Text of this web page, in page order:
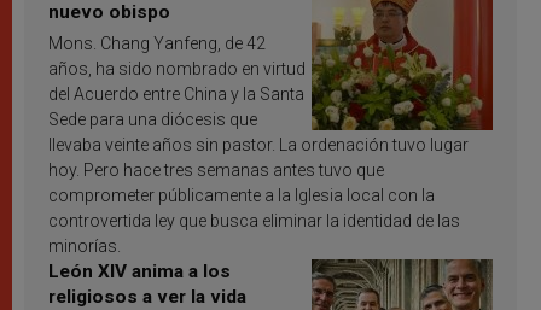
nuevo obispo
Mons. Chang Yanfeng, de 42
años, ha sido nombrado en virtud
del Acuerdo entre China y la Santa
Sede para una diócesis que
llevaba veinte años sin pastor. La ordenación tuvo lugar
hoy. Pero hace tres semanas antes tuvo que
comprometer públicamente a la Iglesia local con la
controvertida ley que busca eliminar la identidad de las
minorías.
León XIV anima a los
religiosos a ver la vida